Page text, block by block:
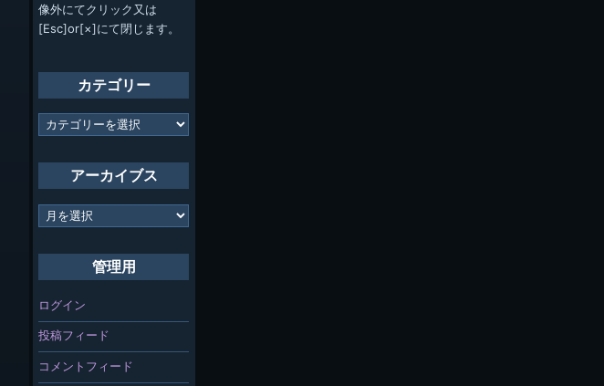
像外にてクリック又は
[Esc]or[×]にて閉じます。
カテゴリー
カ
テ
ー
アーカイブス
ア
ー
ブ
管理用
ログイン
投稿フィード
コメントフィード